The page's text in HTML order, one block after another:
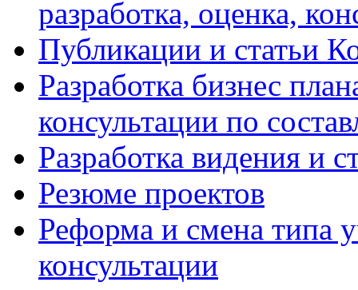
разработка, оценка,
Публикации и статьи
Разработка бизнес
консультации по
Разработка видения и
Резюме проектов
Реформа и смена типа
консультации